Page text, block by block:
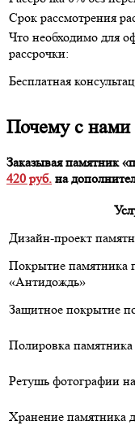
Срок рассмотрения
Что необходимо для
рассрочки:
Бесплатная
Почему с нами
Заказывая памятник
420 руб. на
Дизайн-проект
Покрытие памятника
«Антидождь»
Защитное покрытие
Полировка памятника
Ретушь фотографии
Хранение памятника